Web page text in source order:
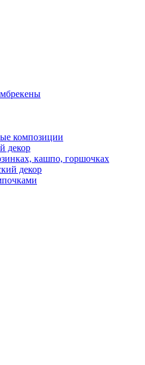
композиции
декор
кашпо, горшочках
декор